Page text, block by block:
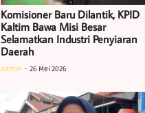
Komisioner Baru Dilantik, KPID
Kaltim Bawa Misi Besar
Selamatkan Industri Penyiaran
Daerah
admin 26 Mei 2026